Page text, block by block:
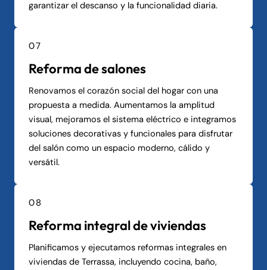
garantizar el descanso y la funcionalidad diaria.
07
Reforma de salones
Renovamos el corazón social del hogar con una
propuesta a medida. Aumentamos la amplitud
visual, mejoramos el sistema eléctrico e integramos
soluciones decorativas y funcionales para disfrutar
del salón como un espacio moderno, cálido y
versátil.
08
Reforma integral de viviendas
Planificamos y ejecutamos reformas integrales en
viviendas de Terrassa, incluyendo cocina, baño,